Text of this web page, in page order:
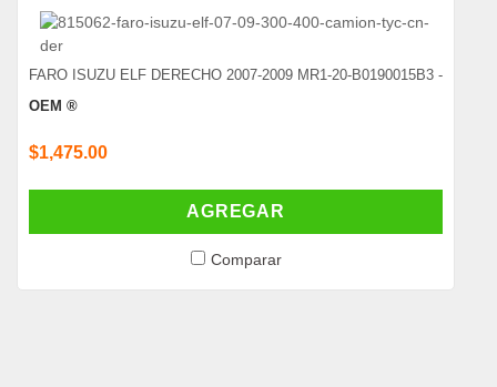
FARO ISUZU ELF DERECHO 2007-2009 MR1-20-B0190015B3 -
OEM ®
$1,475.00
AGREGAR
Comparar